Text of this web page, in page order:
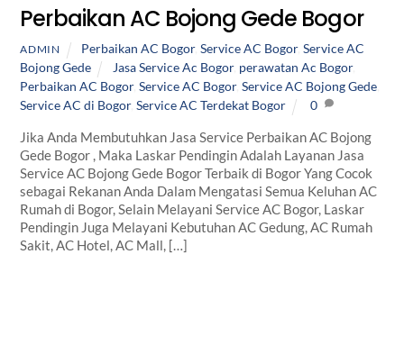
Perbaikan AC Bojong Gede Bogor
ADMIN Perbaikan AC Bogor, Service AC Bogor, Service AC
Bojong Gede
Jasa Service Ac Bogor, perawatan Ac Bogor,
Perbaikan AC Bogor,Service AC Bogor,Service AC Bojong Gede
Service AC di Bogor,Service AC Terdekat Bogor 0
Jika Anda Membutuhkan Jasa Service Perbaikan AC Bojong
Gede Bogor , Maka Laskar Pendingin Adalah Layanan Jasa
Service AC Bojong Gede Bogor Terbaik di Bogor Yang Cocok
sebagai Rekanan Anda Dalam Mengatasi Semua Keluhan AC
Rumah di Bogor, Selain Melayani Service AC Bogor, Laskar
Pendingin Juga Melayani Kebutuhan AC Gedung, AC Rumah
Sakit, AC Hotel, AC Mall, […]